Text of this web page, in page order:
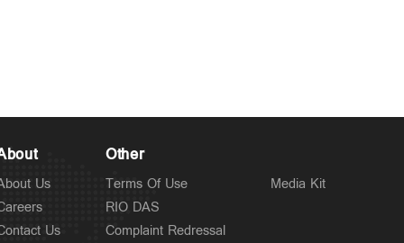
ഇടിച്ച് രണ്ട് മരണം; 18
Us
Us
Other
Terms Of Use
RIO DAS
Complaint Redressal
Media Kit